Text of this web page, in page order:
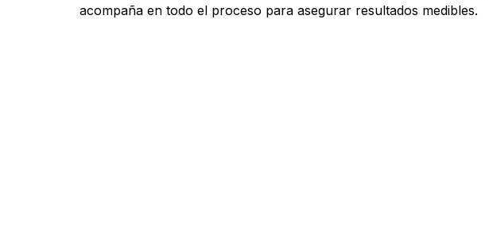
acompaña en todo el proceso para asegurar resultados medibles.